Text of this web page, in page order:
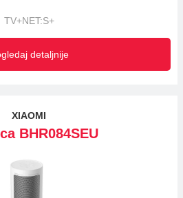
TV+NET:S+
detaljnije
XIAOMI
BHR084SEU